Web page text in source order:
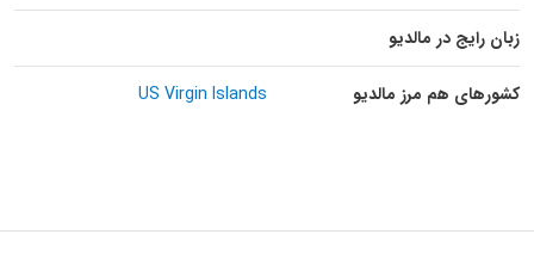
زبان رایج در مالدیو
کشورهای هم مرز مالدیو US Virgin Islands